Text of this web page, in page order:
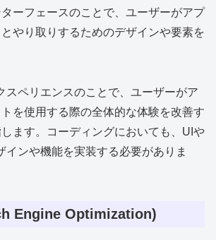
ーフェースのことで、ユーザーがアプ
やり取りするためのデザインや要素を
スペリエンスのことで、ユーザーがア
を使用する際の全体的な体験を改善す
ます。コーディングにおいても、UIや
インや機能を実装する必要がありま
Engine Optimization)